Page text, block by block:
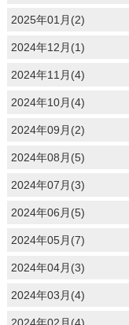
2025年01月(2)
2024年12月(1)
2024年11月(4)
2024年10月(4)
2024年09月(2)
2024年08月(5)
2024年07月(3)
2024年06月(5)
2024年05月(7)
2024年04月(3)
2024年03月(4)